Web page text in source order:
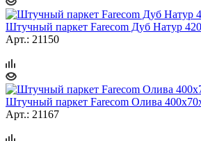
Штучный паркет Farecom Дуб Натур
Арт.: 21150
Штучный паркет Farecom Олива
Арт.: 21167